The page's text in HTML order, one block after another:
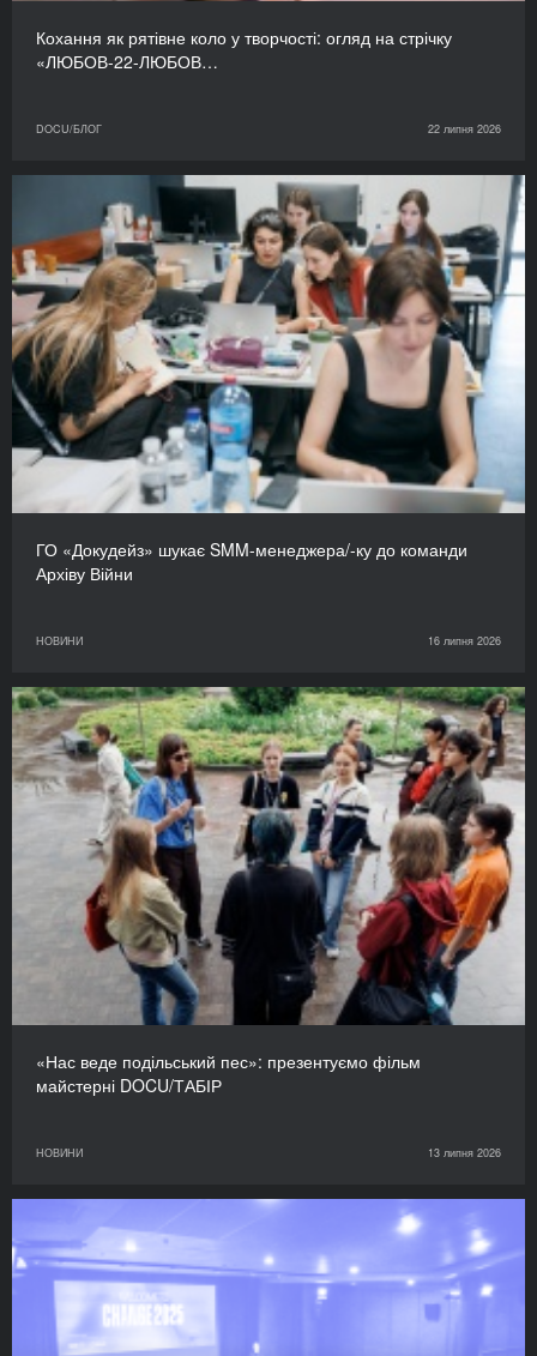
Кохання як рятівне коло у творчості: огляд на стрічку
«ЛЮБОВ-22-ЛЮБОВ…
DOCU/БЛОГ 22 липня 2026
ГО «Докудейз» шукає SMM-менеджера/-ку до команди
Архіву Війни
НОВИНИ 16 липня 2026
«Нас веде подільський пес»: презентуємо фільм
майстерні DOCU/ТАБІР
НОВИНИ 13 липня 2026